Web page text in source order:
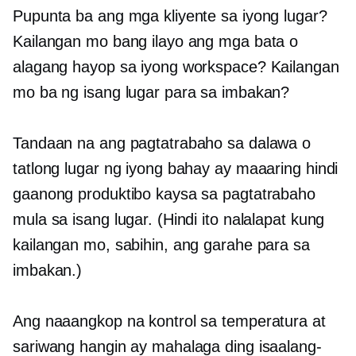
Pupunta ba ang mga kliyente sa iyong lugar?
Kailangan mo bang ilayo ang mga bata o
alagang hayop sa iyong workspace? Kailangan
mo ba ng isang lugar para sa imbakan?
Tandaan na ang pagtatrabaho sa dalawa o
tatlong lugar ng iyong bahay ay maaaring hindi
gaanong produktibo kaysa sa pagtatrabaho
mula sa isang lugar. (Hindi ito nalalapat kung
kailangan mo, sabihin, ang garahe para sa
imbakan.)
Ang naaangkop na kontrol sa temperatura at
sariwang hangin ay mahalaga ding isaalang-